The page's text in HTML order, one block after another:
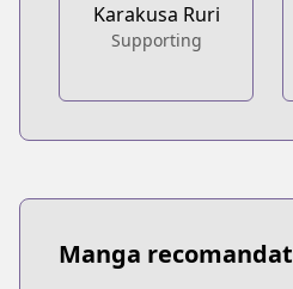
Karakusa Ruri
Supporting
Manga recomandat